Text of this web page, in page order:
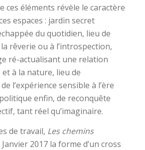
ces éléments révèle le caractère
espaces : jardin secret
du quotidien, lieu de
rêverie ou à l’introspection,
ré-actualisant une relation
et à la nature, lieu de
l’expérience sensible à l’ère
enfin, de reconquête
tant réel qu’imaginaire.
de travail, Les chemins
2017 la forme d’un cross